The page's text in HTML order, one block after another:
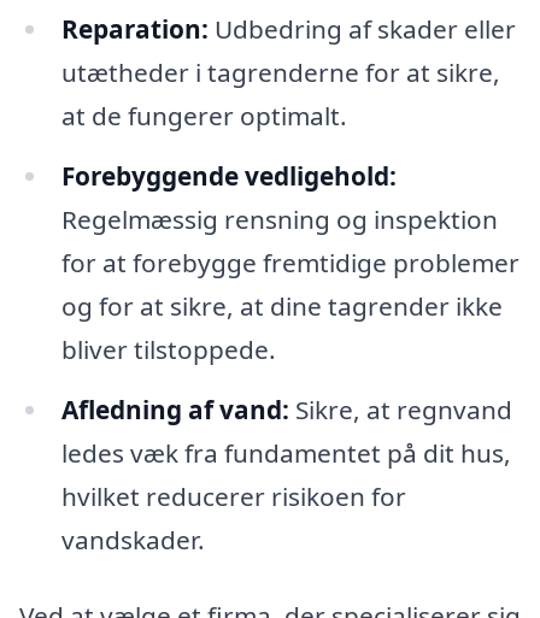
Reparation: Udbedring af skader eller
utætheder i tagrenderne for at sikre,
at de fungerer optimalt.
Forebyggende vedligehold:
Regelmæssig rensning og inspektion
for at forebygge fremtidige problemer
og for at sikre, at dine tagrender ikke
bliver tilstoppede.
Afledning af vand: Sikre, at regnvand
ledes væk fra fundamentet på dit hus,
hvilket reducerer risikoen for
vandskader.